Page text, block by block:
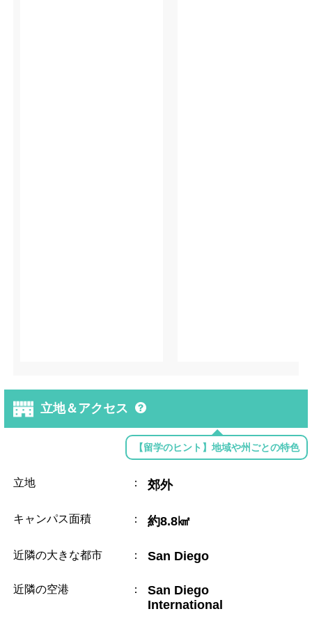
立地＆アクセス
【留学のヒント】地域や州ごとの特色
立地 ： 郊外
キャンパス面積 ： 約8.8㎢
近隣の大きな都市 ： San Diego
近隣の空港 ：
San Diego
International